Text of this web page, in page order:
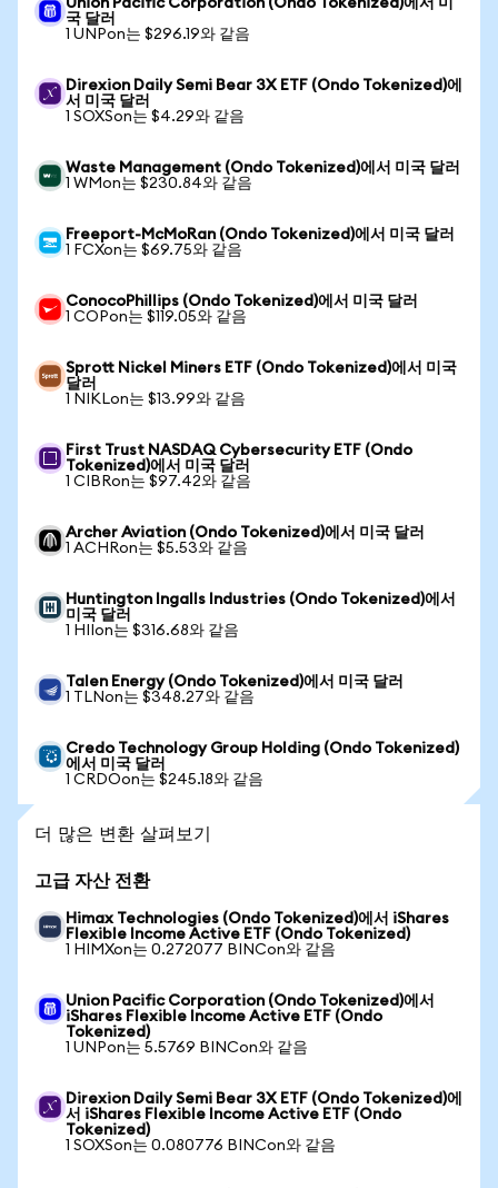
Union Pacific Corporation (Ondo Tokenized)에서 미
국 달러
1 UNPon는 $296.19와 같음
Direxion Daily Semi Bear 3X ETF (Ondo Tokenized)에
서 미국 달러
1 SOXSon는 $4.29와 같음
Waste Management (Ondo Tokenized)에서 미국 달러
1 WMon는 $230.84와 같음
Freeport-McMoRan (Ondo Tokenized)에서 미국 달러
1 FCXon는 $69.75와 같음
ConocoPhillips (Ondo Tokenized)에서 미국 달러
1 COPon는 $119.05와 같음
Sprott Nickel Miners ETF (Ondo Tokenized)에서 미국
달러
1 NIKLon는 $13.99와 같음
First Trust NASDAQ Cybersecurity ETF (Ondo
Tokenized)에서 미국 달러
1 CIBRon는 $97.42와 같음
Archer Aviation (Ondo Tokenized)에서 미국 달러
1 ACHRon는 $5.53와 같음
Huntington Ingalls Industries (Ondo Tokenized)에서
미국 달러
1 HIIon는 $316.68와 같음
Talen Energy (Ondo Tokenized)에서 미국 달러
1 TLNon는 $348.27와 같음
Credo Technology Group Holding (Ondo Tokenized)
에서 미국 달러
1 CRDOon는 $245.18와 같음
더 많은 변환 살펴보기
고급 자산 전환
Himax Technologies (Ondo Tokenized)에서 iShares
Flexible Income Active ETF (Ondo Tokenized)
1 HIMXon는 0.272077 BINCon와 같음
Union Pacific Corporation (Ondo Tokenized)에서
iShares Flexible Income Active ETF (Ondo
Tokenized)
1 UNPon는 5.5769 BINCon와 같음
Direxion Daily Semi Bear 3X ETF (Ondo Tokenized)에
서 iShares Flexible Income Active ETF (Ondo
Tokenized)
1 SOXSon는 0.080776 BINCon와 같음